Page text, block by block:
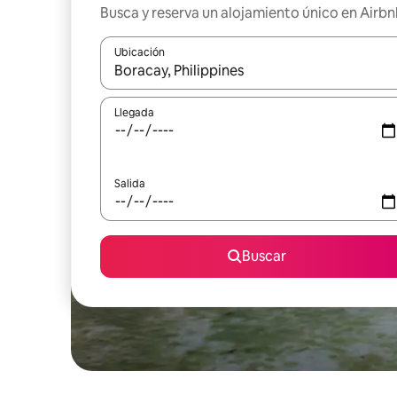
Busca y reserva un alojamiento único en
Ubicación
Cuando los resultados estén disponibles, podrás
Llegada
Salida
Buscar